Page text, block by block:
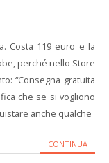
Costa 119 euro e la
perché nello Store
“Consegna gratuita
che se si vogliono
anche qualche
CONTINUA